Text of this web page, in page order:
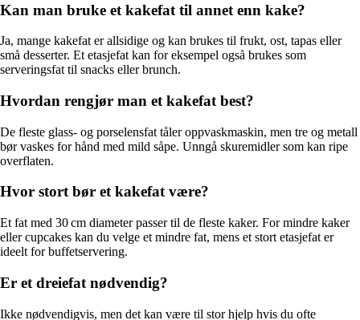
Kan man bruke et kakefat til annet enn kake?
Ja, mange kakefat er allsidige og kan brukes til frukt, ost, tapas eller
små desserter. Et etasjefat kan for eksempel også brukes som
serveringsfat til snacks eller brunch.
Hvordan rengjør man et kakefat best?
De fleste glass- og porselensfat tåler oppvaskmaskin, men tre og metall
bør vaskes for hånd med mild såpe. Unngå skuremidler som kan ripe
overflaten.
Hvor stort bør et kakefat være?
Et fat med 30 cm diameter passer til de fleste kaker. For mindre kaker
eller cupcakes kan du velge et mindre fat, mens et stort etasjefat er
ideelt for buffetservering.
Er et dreiefat nødvendig?
Ikke nødvendigvis, men det kan være til stor hjelp hvis du ofte